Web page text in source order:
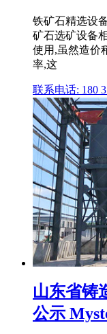
铁矿石精选设
矿石选矿设备
使用,虽然造价
率,这
联系电话: 180
山东省铸
公示